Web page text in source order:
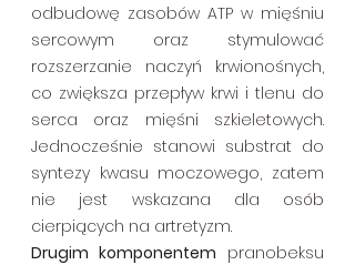
odbudowę zasobów ATP w mięśniu
sercowym oraz stymulować
rozszerzanie naczyń krwionośnych,
co zwiększa przepływ krwi i tlenu do
serca oraz mięśni szkieletowych.
Jednocześnie stanowi substrat do
syntezy kwasu moczowego, zatem
nie jest wskazana dla osób
cierpiących na artretyzm.
Drugim komponentem pranobeksu